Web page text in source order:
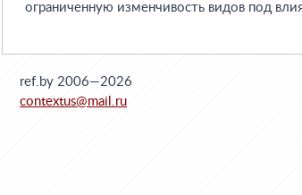
ограниченную изменчивость видов под
ref.by 2006—2026
contextus@mail.ru